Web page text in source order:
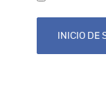
INICIO DE